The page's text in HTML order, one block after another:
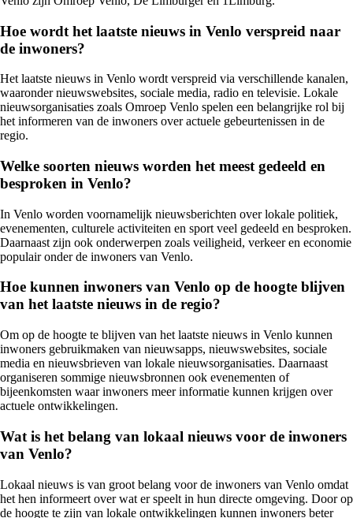
Hoe wordt het laatste nieuws in Venlo verspreid naar
de inwoners?
Het laatste nieuws in Venlo wordt verspreid via verschillende kanalen,
waaronder nieuwswebsites, sociale media, radio en televisie. Lokale
nieuwsorganisaties zoals Omroep Venlo spelen een belangrijke rol bij
het informeren van de inwoners over actuele gebeurtenissen in de
regio.
Welke soorten nieuws worden het meest gedeeld en
besproken in Venlo?
In Venlo worden voornamelijk nieuwsberichten over lokale politiek,
evenementen, culturele activiteiten en sport veel gedeeld en besproken.
Daarnaast zijn ook onderwerpen zoals veiligheid, verkeer en economie
populair onder de inwoners van Venlo.
Hoe kunnen inwoners van Venlo op de hoogte blijven
van het laatste nieuws in de regio?
Om op de hoogte te blijven van het laatste nieuws in Venlo kunnen
inwoners gebruikmaken van nieuwsapps, nieuwswebsites, sociale
media en nieuwsbrieven van lokale nieuwsorganisaties. Daarnaast
organiseren sommige nieuwsbronnen ook evenementen of
bijeenkomsten waar inwoners meer informatie kunnen krijgen over
actuele ontwikkelingen.
Wat is het belang van lokaal nieuws voor de inwoners
van Venlo?
Lokaal nieuws is van groot belang voor de inwoners van Venlo omdat
het hen informeert over wat er speelt in hun directe omgeving. Door op
de hoogte te zijn van lokale ontwikkelingen kunnen inwoners beter